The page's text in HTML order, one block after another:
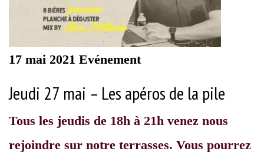
17 mai 2021 Evénement
Jeudi 27 mai – Les apéros de la pile
Tous les jeudis de 18h à 21h venez nous
rejoindre sur notre terrasses. Vous pourrez